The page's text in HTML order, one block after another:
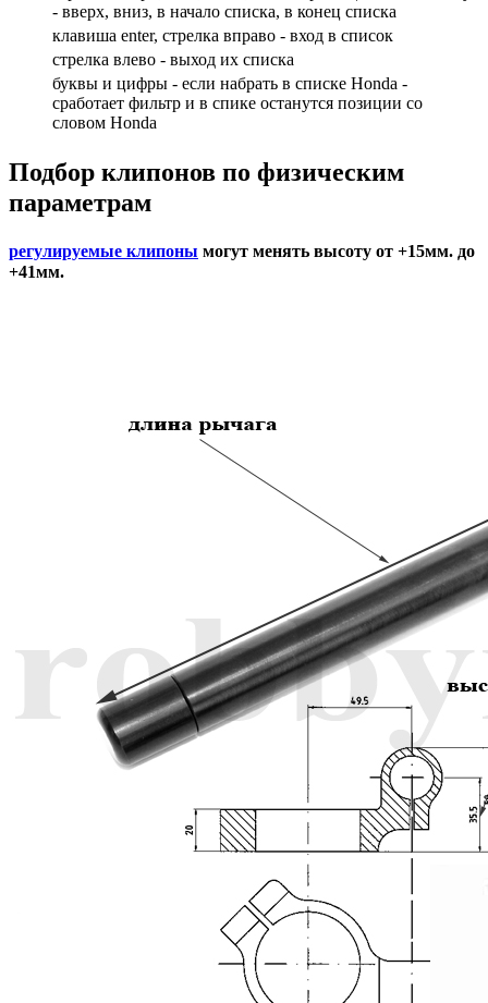
- вверх, вниз, в начало списка, в конец списка
клавиша enter, стрелка вправо - вход в список
cтрелка влево - выход их списка
буквы и цифры - если набрать в списке Honda -
сработает фильтр и в спике останутся позиции со
словом Honda
Подбор клипонов по физическим
параметрам
регулируемые клипоны могут менять высоту от +15мм. до
+41мм.